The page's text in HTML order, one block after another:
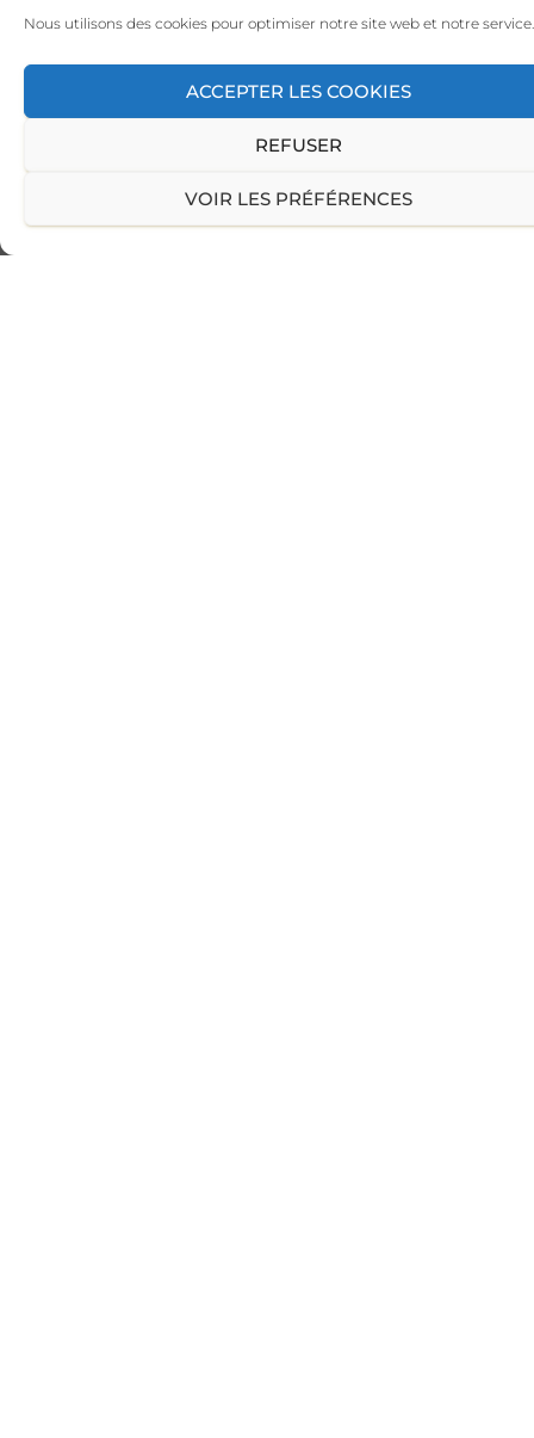
Nous utilisons des cookies pour optimiser notre site web et notre service.
ACCEPTER LES COOKIES
REFUSER
VOIR LES PRÉFÉRENCES